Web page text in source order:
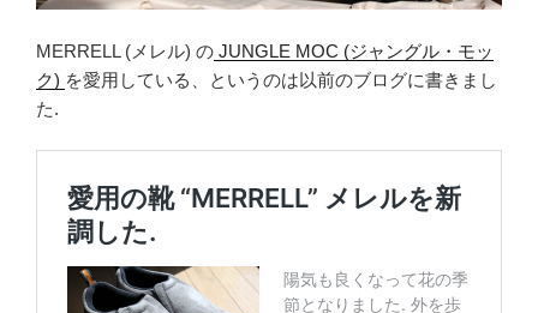
MERRELL (メレル) の JUNGLE MOC (ジャングル・モッ
ク) を愛用している、というのは以前のブログに書きまし
た.